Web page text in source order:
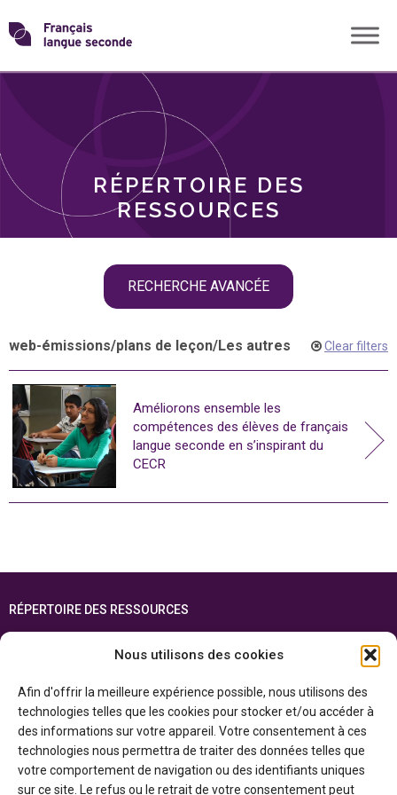
Nous utilisons des cookies
Afin d'offrir la meilleure expérience possible, nous utilisons des
technologies telles que les cookies pour stocker et/ou accéder à
des informations sur votre appareil. Votre consentement à ces
technologies nous permettra de traiter des données telles que
votre comportement de navigation ou des identifiants uniques
sur ce site. Le refus ou le retrait de votre consentement peut
Skip
toTransformons
langue
RÉPERTOIRE DES
RESSOURCES
RECHERCHE AVANCÉE
THÈMES
web-émissions/plans de leçon/Les autres Clear filters
Améliorons ensemble les
compétences des élèves de français
langue seconde en s’inspirant du
CECR
RÉPERTOIRE DES RESSOURCES
ENGLISH
Cette ressource est réalisée grâce au soutien financier du gouvernement de
l’Ontario et du gouvernement duCanada par l’entremise du ministère du
Patrimoine canadien